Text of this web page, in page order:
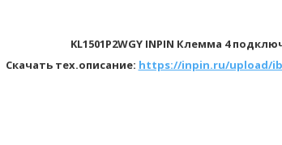
KL1501P2WGY INPIN Клемма 4
Скачать тех.описание: https://inpin.ru/upload/